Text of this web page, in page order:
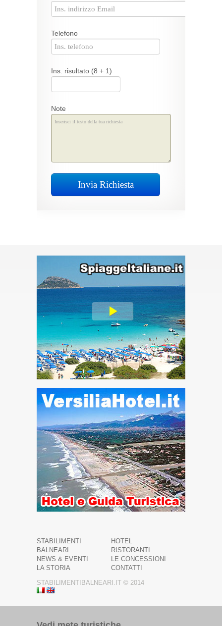
Telefono
Ins. risultato (8 + 1)
Note
Invia Richiesta
STABILIMENTI
BALNEARI
HOTEL
RISTORANTI
NEWS & EVENTI
LE CONCESSIONI
LA STORIA
CONTATTI
STABILIMENTIBALNEARI.IT © 2014